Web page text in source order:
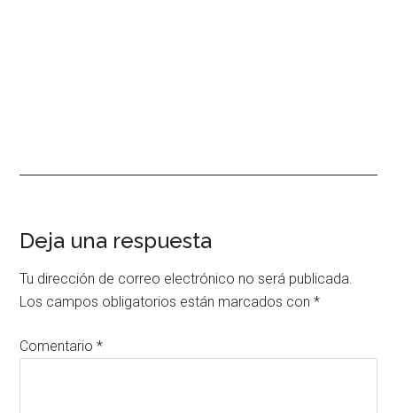
Interacciones
con
los
lectores
Deja una respuesta
Tu dirección de correo electrónico no será publicada.
Los campos obligatorios están marcados con*
Comentario*